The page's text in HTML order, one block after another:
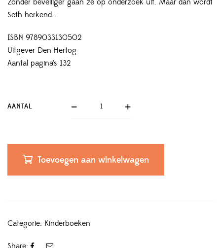
Seth herkend…
ISBN 9789033130502
Uitgever Den Hertog
Aantal pagina’s 132
AANTAL
Toevoegen aan winkelwagen
Categorie: Kinderboeken
Share: